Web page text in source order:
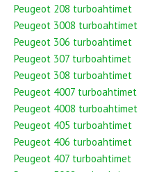
Peugeot 208 turboahtimet
Peugeot 3008 turboahtimet
Peugeot 306 turboahtimet
Peugeot 307 turboahtimet
Peugeot 308 turboahtimet
Peugeot 4007 turboahtimet
Peugeot 4008 turboahtimet
Peugeot 405 turboahtimet
Peugeot 406 turboahtimet
Peugeot 407 turboahtimet